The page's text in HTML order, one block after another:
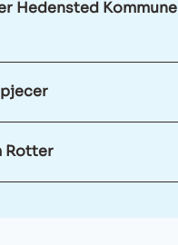
Hedensted Kommune
Rotter